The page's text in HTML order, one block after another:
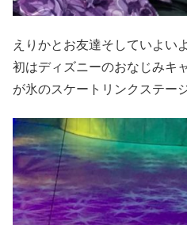
えりかとお友達そしていよい
初はディズニーのおなじみキ
が氷のスケートリンクステー